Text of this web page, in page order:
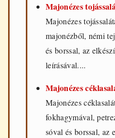
Majonézes
Majonézes
majonézből, némi
és borssal, az
leírásával....
Majonézes
Majonézes
fokhagymával,
sóval és borssal, az